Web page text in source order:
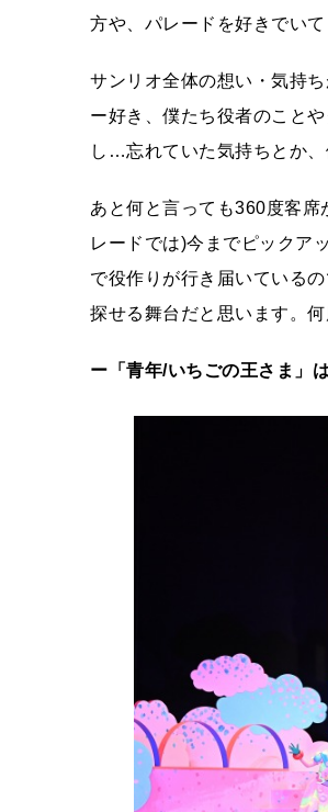
方や、パレードを好きでい
サンリオ全体の想い・気持
ー好き、僕たち役者のこと
し…忘れていた気持ちとか、
あと何と言っても360度客
レードでは)今までピックア
で役作りが行き届いている
探せる舞台だと思います。
ー「青年/いちごの王さま」